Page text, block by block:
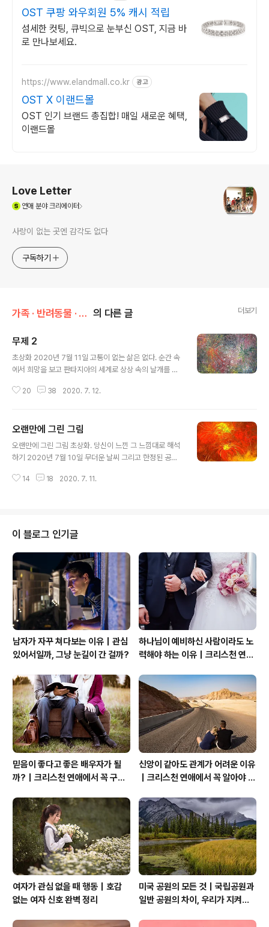
OST 쿠팡 와우회원 5% 캐시 적립
섬세한 컷팅, 큐빅으로 눈부신 OST, 지금 바
로 만나보세요.
https://www.elandmall.co.kr 광고
OST X 이랜드몰
OST 인기 브랜드 총집합! 매일 새로운 혜택,
이랜드몰
Love Letter
연애 분야 크리에이터
사랑이 없는 곳엔 감각도 없다
구독하기
가족 · 반려동물 · 취향/취미 & 관심사 의 다른 글 더보기
무제 2
초상화 2020년 7월 11일 고통이 없는 삶은 없다. 순간 속
에서 희망을 보고 판타지아의 세계로 상상 속의 날개를 펼
작하니, 새로운 느낌으로 다가왔다. 붓이 가는 데로 느낌이
20 38 2020. 7. 12.
오랜만에 그린 그림
오랜만에 그린 그림 초상화. 당신이 느낀 그 느낌대로 해석
하기 2020년 7월 10일 무더운 날씨 그리고 한정된 공간
속으로 여행을 떠난다. 붓을 다시 들기 시작했고 다음의 작
14 18 2020. 7. 11.
이 블로그 인기글
남자가 자꾸 쳐다보는 이유｜관심
있어서일까, 그냥 눈길이 간 걸까?
하나님이 예비하신 사람이라도 노
력해야 하는 이유｜크리스천 연애
믿음이 좋다고 좋은 배우자가 될
까?｜크리스천 연애에서 꼭 구별
신앙이 같아도 관계가 어려운 이유
｜크리스천 연애에서 꼭 알아야 할
여자가 관심 없을 때 행동｜호감
없는 여자 신호 완벽 정리
미국 공원의 모든 것｜국립공원과
일반 공원의 차이, 우리가 지켜야